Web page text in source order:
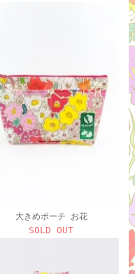
大きめポーチ お花
SOLD OUT